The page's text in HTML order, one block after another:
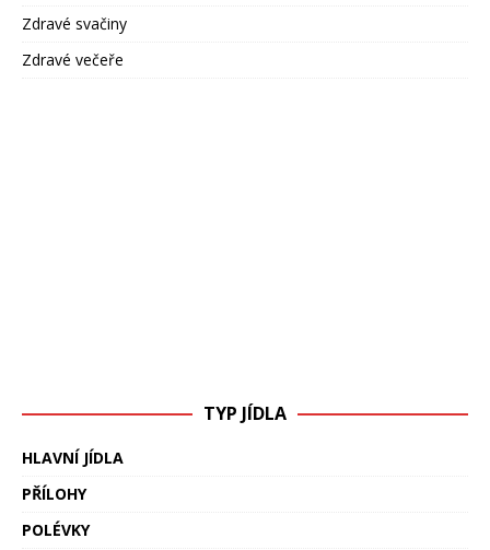
Zdravé svačiny
Zdravé večeře
TYP JÍDLA
HLAVNÍ JÍDLA
PŘÍLOHY
POLÉVKY